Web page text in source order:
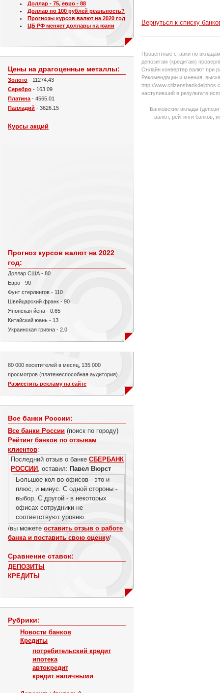
Доллар - 75, евро - 88
Доллар по 100 рублей реальность?
Прогнозы курсов валют на 2020 год
ЦБ РФ меняет доллары на юани
Цены на драгоценные металлы:
Золото - 11274.43
Серебро - 163.09
Платина - 4565.01
Палладий - 3626.15
Курсы акций
Прогноз курсов валют на 2022
год:
Доллар США - 80
Евро - 90
Фунт стерлингов - 110
Швейцарский франк - 90
Японская йена - 0.65
Китайский юань - 13
Украинская гривна - 2.0
80 000 посетителей в месяц, 135 000
просмотров (платежеспособная аудитория)
Разместить рекламу на сайте
Все банки России:
Все банки России (поиск по городу)
Рейтинг банков по отзывам
клиентов:
Последний отзыв о банке СБЕРБАНК
РОССИИ , оставил: Павел Вюрст
Большое кол-во офисов - это и
плюс, и минус. С одной стороны -
выбор. С другой - в некоторых
офисах сотрудники не
соответствуют уровню.
/вы можете оставить отзыв о работе
банка и поставить свою оценку/
Сравнение ставок:
ДЕПОЗИТЫ
КРЕДИТЫ
Рубрики:
Новости банков
Кредиты
потребительский кредит
ипотека
автокредит
кредит наличными
Вернуться к списку
Процентные ставки по
депозитам (кредитам)
Онлайн конвертер валют при
Рекомендации и мнения,
http://
наступивший в результате
Банковские вклады
валют, рейтинги банков,